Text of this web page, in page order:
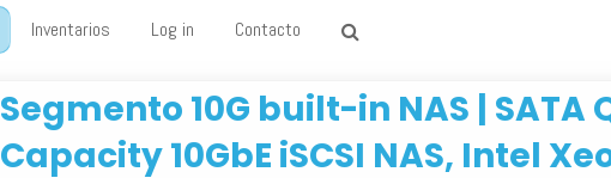
Inventarios Log in Contacto
Segmento 10G built-in NAS | SATA
Capacity 10GbE iSCSI NAS, Intel